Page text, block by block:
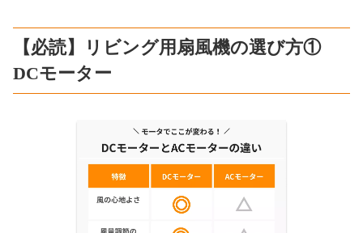
【必読】リビング用扇風機の選び方①
DCモーター